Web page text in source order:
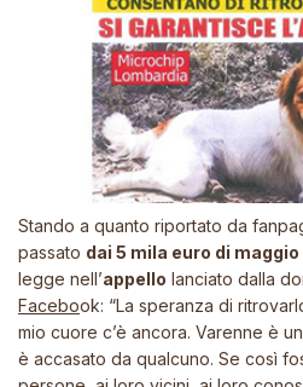
Stando a quanto riportato da
passato dai 5 mila euro di
legge nell’appello lanciato dalla
Facebook: “La speranza di
mio cuore c’è ancora. Varenne è
è accasato da qualcuno. Se così